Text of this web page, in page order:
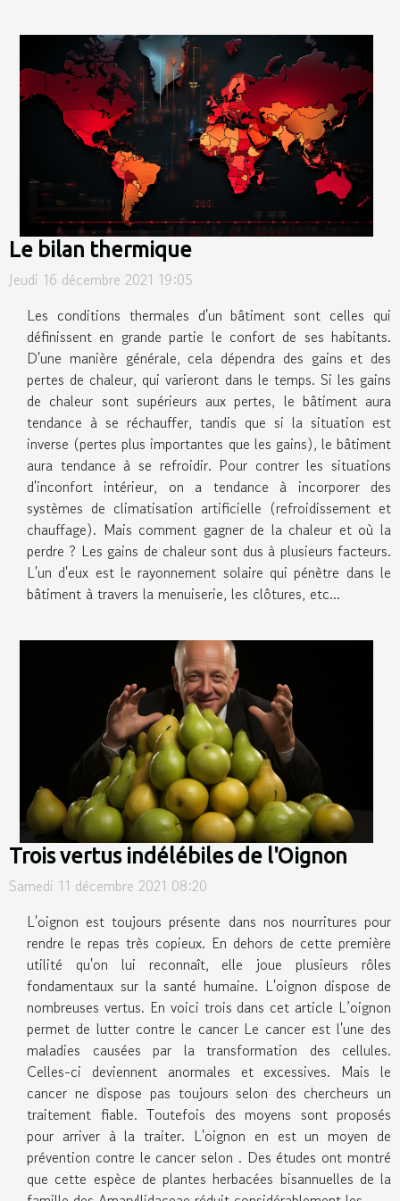
Le bilan thermique
Jeudi 16 décembre 2021 19:05
Les conditions thermales d'un bâtiment sont celles qui
définissent en grande partie le confort de ses habitants.
D'une manière générale, cela dépendra des gains et des
pertes de chaleur, qui varieront dans le temps. Si les gains
de chaleur sont supérieurs aux pertes, le bâtiment aura
tendance à se réchauffer, tandis que si la situation est
inverse (pertes plus importantes que les gains), le bâtiment
aura tendance à se refroidir. Pour contrer les situations
d'inconfort intérieur, on a tendance à incorporer des
systèmes de climatisation artificielle (refroidissement et
chauffage). Mais comment gagner de la chaleur et où la
perdre ? Les gains de chaleur sont dus à plusieurs facteurs.
L'un d'eux est le rayonnement solaire qui pénètre dans le
bâtiment à travers la menuiserie, les clôtures, etc...
Trois vertus indélébiles de l'Oignon
Samedi 11 décembre 2021 08:20
L'oignon est toujours présente dans nos nourritures pour
rendre le repas très copieux. En dehors de cette première
utilité qu'on lui reconnaît, elle joue plusieurs rôles
fondamentaux sur la santé humaine. L'oignon dispose de
nombreuses vertus. En voici trois dans cet article L’oignon
permet de lutter contre le cancer Le cancer est l'une des
maladies causées par la transformation des cellules.
Celles-ci deviennent anormales et excessives. Mais le
cancer ne dispose pas toujours selon des chercheurs un
traitement fiable. Toutefois des moyens sont proposés
pour arriver à la traiter. L'oignon en est un moyen de
prévention contre le cancer selon . Des études ont montré
que cette espèce de plantes herbacées bisannuelles de la